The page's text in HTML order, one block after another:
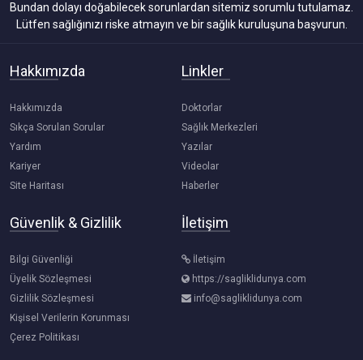
Bundan dolayı doğabilecek sorunlardan sitemiz sorumlu tutulamaz.
Lütfen sağlığınızı riske atmayın ve bir sağlık kuruluşuna başvurun.
Hakkımızda
Hakkımızda
Sıkça Sorulan Sorular
Yardım
Kariyer
Site Haritası
Linkler
Doktorlar
Sağlık Merkezleri
Yazılar
Videolar
Haberler
Güvenlik & Gizlilik
Bilgi Güvenliği
Üyelik Sözleşmesi
Gizlilik Sözleşmesi
Kişisel Verilerin Korunması
Çerez Politikası
İletişim
İletişim
https://sagliklidunya.com
info@sagliklidunya.com